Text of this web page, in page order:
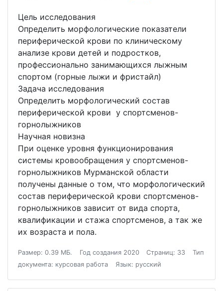
Цель исследования
Определить морфологические показатели
периферической крови по клиническому
анализe крови детей и подростков,
профессионально занимающихся лыжным
спортом (горные лыжи и фристайл)
Задача исследования
Определить морфологический состав
периферической крови у спортсменов-
горнолыжников
Научная новизна
При оценке уровня функционирования
системы кровообращения у спортсменов-
горнолыжников Мурманской области
получены данные о том, что морфологический
состав периферической крови спортсменов-
горнолыжников зависит от вида спорта,
квалификации и стажа спортсменов, а так же
их возраста и пола.
Размер: 0.39 МБ. Год создания 2020 Страниц: 33
Тип
документа: курсовая работа
Язык: русский